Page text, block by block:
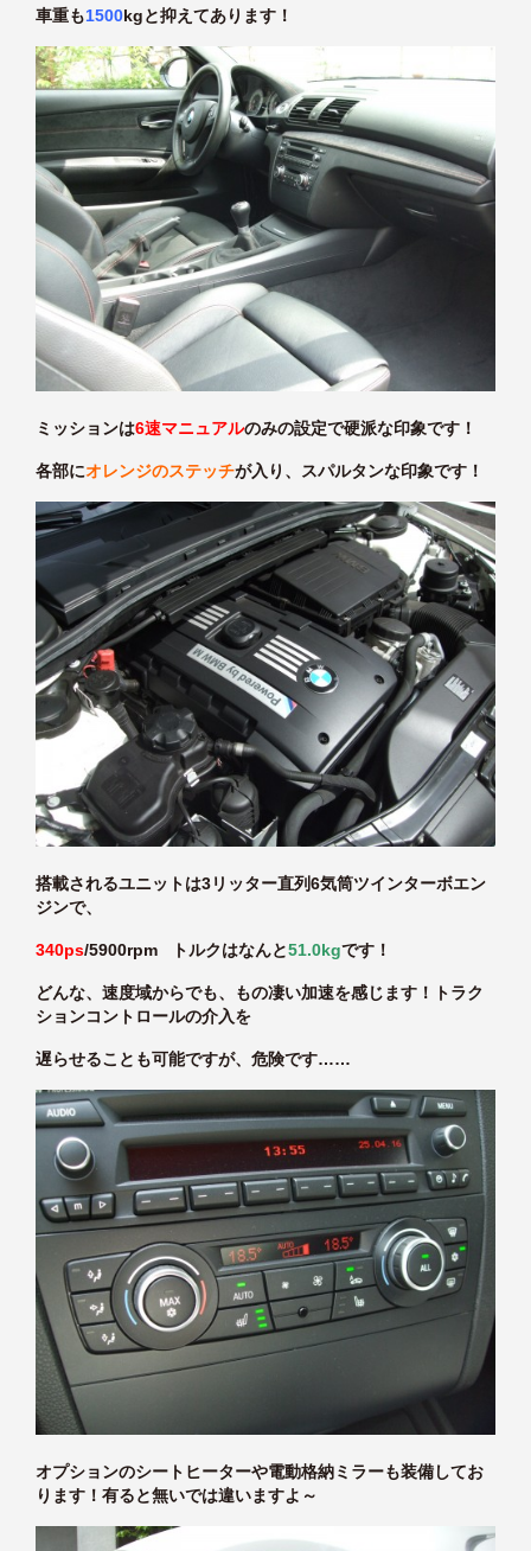
車重も1500kgと抑えてあります！
ミッションは6速マニュアルのみの設定で硬派な印象です！
各部にオレンジのステッチが入り、スパルタンな印象です！
搭載されるユニットは3リッター直列6気筒ツインターボエン
ジンで、
340ps/5900rpm トルクはなんと51.0kgです！
どんな、速度域からでも、もの凄い加速を感じます！トラク
ションコントロールの介入を
遅らせることも可能ですが、危険です……
オプションのシートヒーターや電動格納ミラーも装備してお
ります！有ると無いでは違いますよ～